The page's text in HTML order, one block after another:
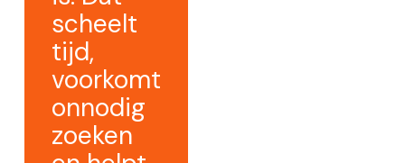
scheelt
tijd,
voorkomt
onnodig
zoeken